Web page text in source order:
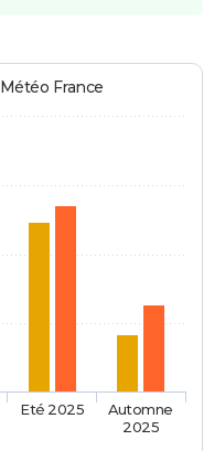
France
Eté 2025
Automne
2025